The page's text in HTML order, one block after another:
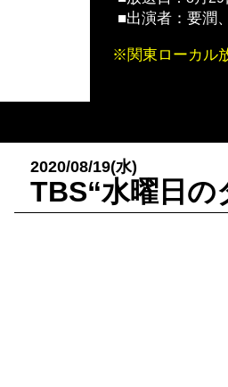
■出演者 ：要潤
※関東ローカル
2020/08/19(水)
TBS“水曜日